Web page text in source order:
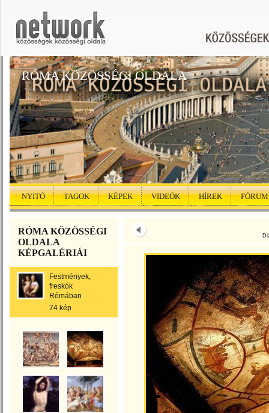
RÓMA KÖZÖSSÉGI OLDALA
NYITÓ TAGOK KÉPEK VIDEÓK HÍREK FÓRUM
RÓMA KÖZÖSSÉGI
OLDALA
KÉPGALÉRIÁI
Festmények,
freskók
Rómában
74 kép